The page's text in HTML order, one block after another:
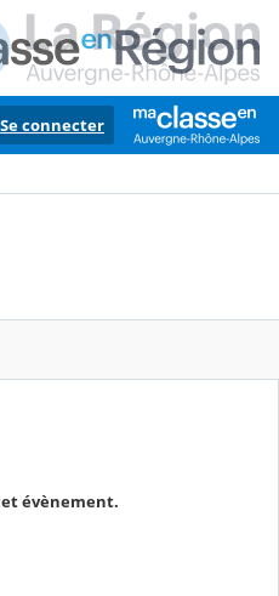
Se connecter
évènement.